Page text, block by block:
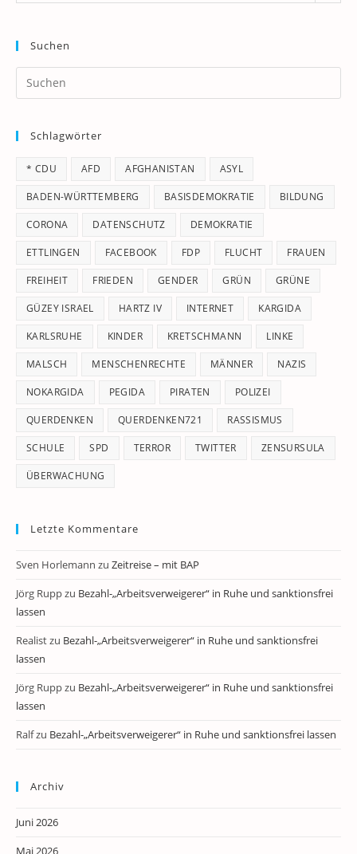
Suchen
Schlagwörter
* CDU AFD AFGHANISTAN ASYL
BADEN-WÜRTTEMBERG BASISDEMOKRATIE BILDUNG
CORONA DATENSCHUTZ DEMOKRATIE
ETTLINGEN FACEBOOK FDP FLUCHT FRAUEN
FREIHEIT FRIEDEN GENDER GRÜN GRÜNE
GÜZEY ISRAEL HARTZ IV INTERNET KARGIDA
KARLSRUHE KINDER KRETSCHMANN LINKE
MALSCH MENSCHENRECHTE MÄNNER NAZIS
NOKARGIDA PEGIDA PIRATEN POLIZEI
QUERDENKEN QUERDENKEN721 RASSISMUS
SCHULE SPD TERROR TWITTER ZENSURSULA
ÜBERWACHUNG
Letzte Kommentare
Sven Horlemann zu Zeitreise – mit BAP
Jörg Ruppzu Bezahl-„Arbeitsverweigerer“ in Ruhe und sanktionsfrei
lassen
Realistzu Bezahl-„Arbeitsverweigerer“ in Ruhe und sanktionsfrei
lassen
Jörg Ruppzu Bezahl-„Arbeitsverweigerer“ in Ruhe und sanktionsfrei
lassen
Ralfzu Bezahl-„Arbeitsverweigerer“ in Ruhe und sanktionsfrei lassen
Archiv
Juni 2026
Mai 2026